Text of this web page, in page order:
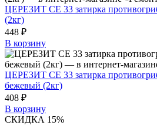
ЦЕРЕЗИТ СЕ 33 затирка
(2кг)
448 ₽
В корзину
ЦЕРЕЗИТ СЕ 33 затирка
бежевый (2кг)
408 ₽
В корзину
СКИДКА 15%